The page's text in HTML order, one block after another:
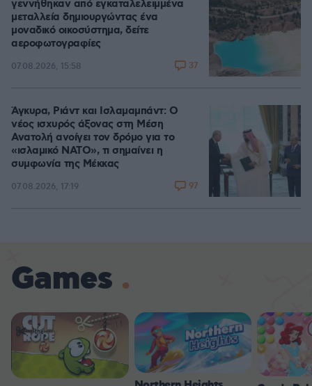
γεννήθηκαν από εγκαταλελειμμένα
μεταλλεία δημιουργώντας ένα
μοναδικό οικοσύστημα, δείτε
αεροφωτογραφίες
07.08.2026, 15:58 37
Άγκυρα, Ριάντ και Ισλαμαμπάντ: Ο
νέος ισχυρός άξονας στη Μέση
Ανατολή ανοίγει τον δρόμο για το
«ισλαμικό ΝΑΤΟ», τι σημαίνει η
συμφωνία της Μέκκας
07.08.2026, 17:19 97
Games